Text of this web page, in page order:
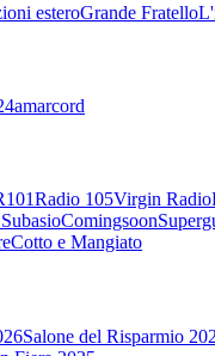
esteroGrande Fratello
Radio 105Virgin Radio
Comingsoon
Cotto e Mangiato
Salone del Risparmio